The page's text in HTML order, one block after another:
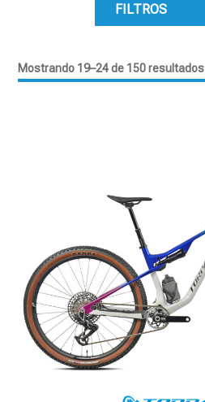
FILTROS
Mostrando 19–24 de 150 resultados